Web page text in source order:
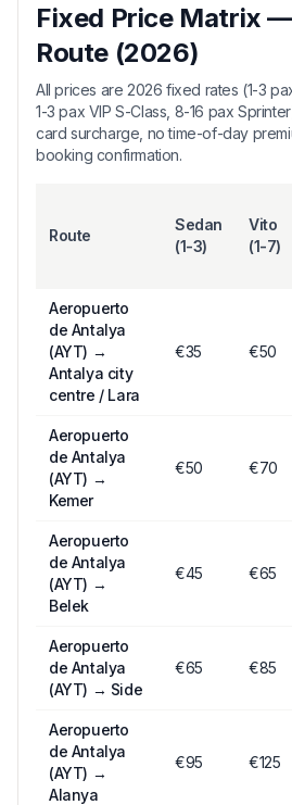
Fixed Price Matrix
Route (2026)
All prices are 2026 fixed rates (1-3
1-3 pax VIP S-Class, 8-16 pax
card surcharge, no time-of-day
booking confirmation.
Route
Sedan
(1-3)
Vito
(1-7)
Aeropuerto
de Antalya
(AYT) →
Antalya city
centre / Lara
€35 €50
Aeropuerto
de Antalya
(AYT) →
Kemer
€50 €70
Aeropuerto
de Antalya
(AYT) →
Belek
€45 €65
Aeropuerto
de Antalya
(AYT) → Side
€65 €85
Aeropuerto
de Antalya
(AYT) →
Alanya
€95 €125